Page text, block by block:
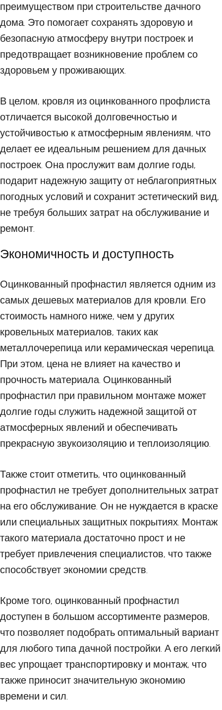
преимуществом при строительстве дачного
дома. Это помогает сохранять здоровую и
безопасную атмосферу внутри построек и
предотвращает возникновение проблем со
здоровьем у проживающих.
В целом, кровля из оцинкованного профлиста
отличается высокой долговечностью и
устойчивостью к атмосферным явлениям, что
делает ее идеальным решением для дачных
построек. Она прослужит вам долгие годы,
подарит надежную защиту от неблагоприятных
погодных условий и сохранит эстетический вид,
не требуя больших затрат на обслуживание и
ремонт.
Экономичность и доступность
Оцинкованный профнастил является одним из
самых дешевых материалов для кровли. Его
стоимость намного ниже, чем у других
кровельных материалов, таких как
металлочерепица или керамическая черепица.
При этом, цена не влияет на качество и
прочность материала. Оцинкованный
профнастил при правильном монтаже может
долгие годы служить надежной защитой от
атмосферных явлений и обеспечивать
прекрасную звукоизоляцию и теплоизоляцию.
Также стоит отметить, что оцинкованный
профнастил не требует дополнительных затрат
на его обслуживание. Он не нуждается в краске
или специальных защитных покрытиях. Монтаж
такого материала достаточно прост и не
требует привлечения специалистов, что также
способствует экономии средств.
Кроме того, оцинкованный профнастил
доступен в большом ассортименте размеров,
что позволяет подобрать оптимальный вариант
для любого типа дачной постройки. А его легкий
вес упрощает транспортировку и монтаж, что
также приносит значительную экономию
времени и сил.